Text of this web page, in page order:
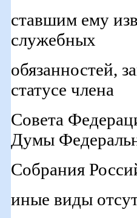
ставшим ему
служебных
обязанностей,
статусе члена
Совета
Думы
Собрания
иные виды